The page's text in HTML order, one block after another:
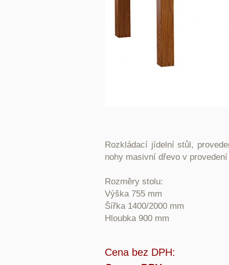
Rozkládací jídelní stůl,
nohy masivní dřevo v
Rozměry stolu:
Výška 755 mm
Šířka 1400/2000 mm
Hloubka 900 mm
Cena bez DPH: